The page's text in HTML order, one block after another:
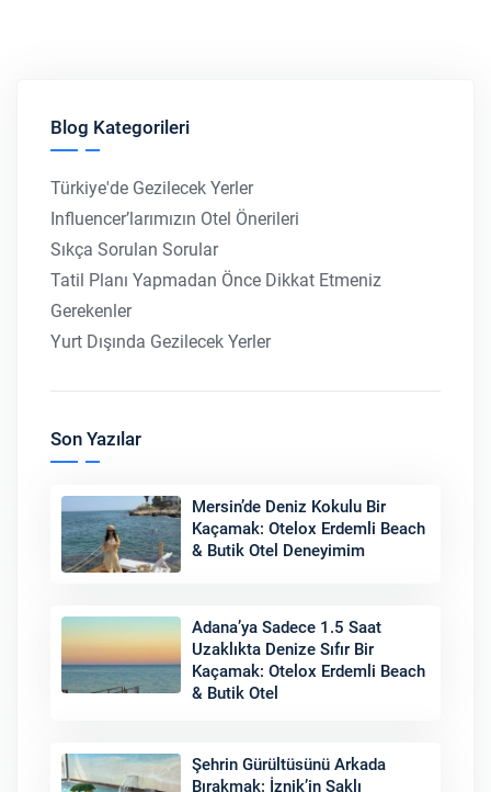
Blog Kategorileri
Türkiye'de Gezilecek Yerler
Influencer’larımızın Otel Önerileri
Sıkça Sorulan Sorular
Tatil Planı Yapmadan Önce Dikkat Etmeniz
Gerekenler
Yurt Dışında Gezilecek Yerler
Son Yazılar
Mersin’de Deniz Kokulu Bir
Kaçamak: Otelox Erdemli Beach
& Butik Otel Deneyimim
Adana’ya Sadece 1.5 Saat
Uzaklıkta Denize Sıfır Bir
Kaçamak: Otelox Erdemli Beach
& Butik Otel
Şehrin Gürültüsünü Arkada
Bırakmak: İznik’in Saklı